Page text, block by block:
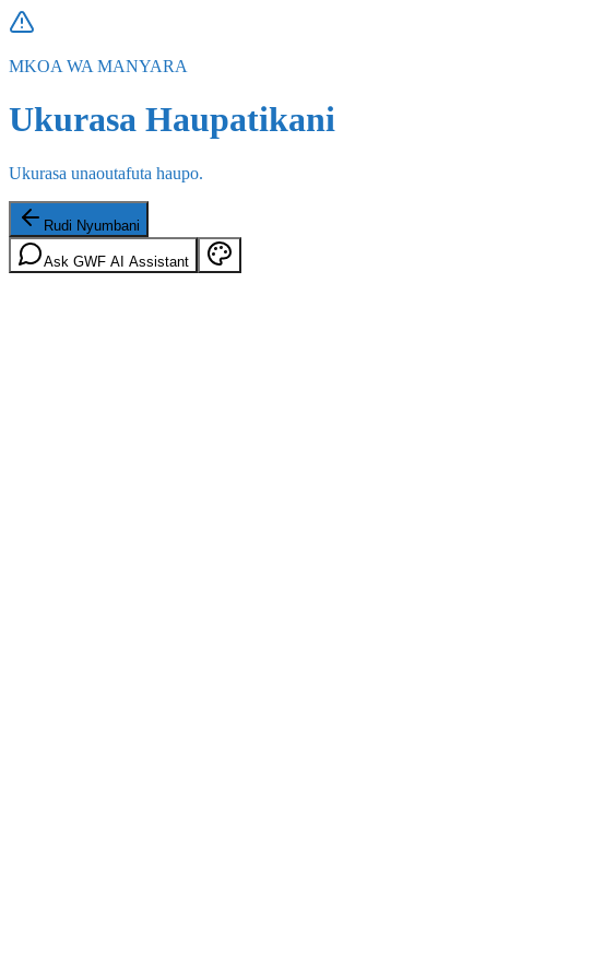
MKOA WA MANYARA
Ukurasa Haupatikani
Ukurasa unaoutafuta haupo.
Rudi Nyumbani
Ask GWF AI Assistant